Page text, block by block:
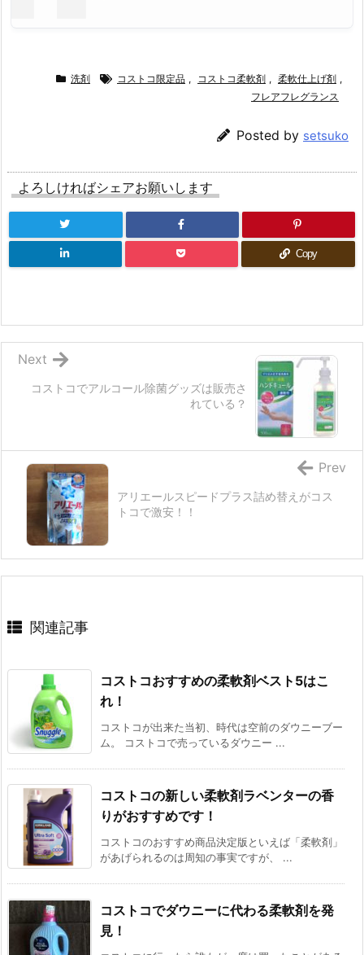
洗剤 コストコ限定品 , コストコ柔軟剤 , 柔軟仕上げ剤 ,
フレアフレグランス
Posted by setsuko
よろしければシェアお願いします
Copy
コストコでアルコール除菌グッズは販売さ
れている？
Next
アリエールスピードプラス詰め替えがコス
トコで激安！！
Prev
関連記事
コストコおすすめの柔軟剤ベスト5はこ
れ！
コストコが出来た当初、時代は空前のダウニーブー
ム。 コストコで売っているダウニー ...
コストコの新しい柔軟剤ラベンターの香
りがおすすめです！
コストコのおすすめ商品決定版といえば「柔軟剤」
があげられるのは周知の事実ですが、 ...
コストコでダウニーに代わる柔軟剤を発
見！